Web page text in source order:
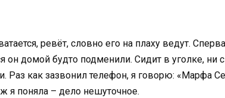
ревёт, словно его на плаху ведут.
он домой будто подменили. Сидит в уголке, ни
Раз как зазвонил телефон, я говорю: «Марфа
я поняла – дело нешуточное.